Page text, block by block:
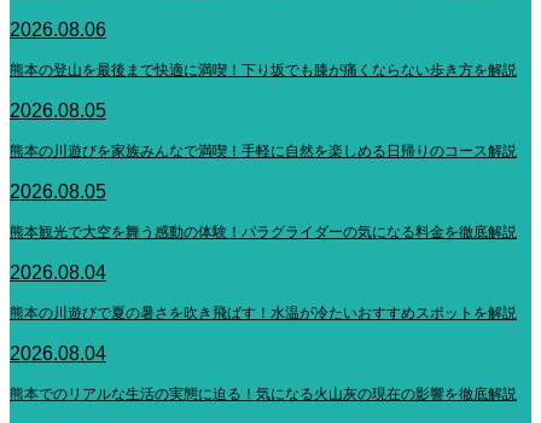
2026.08.06
熊本の登山を最後まで快適に満喫！下り坂でも膝が痛くならない歩き方を解説
2026.08.05
熊本の川遊びを家族みんなで満喫！手軽に自然を楽しめる日帰りのコース解説
2026.08.05
熊本観光で大空を舞う感動の体験！パラグライダーの気になる料金を徹底解説
2026.08.04
熊本の川遊びで夏の暑さを吹き飛ばす！水温が冷たいおすすめスポットを解説
2026.08.04
熊本でのリアルな生活の実態に迫る！気になる火山灰の現在の影響を徹底解説